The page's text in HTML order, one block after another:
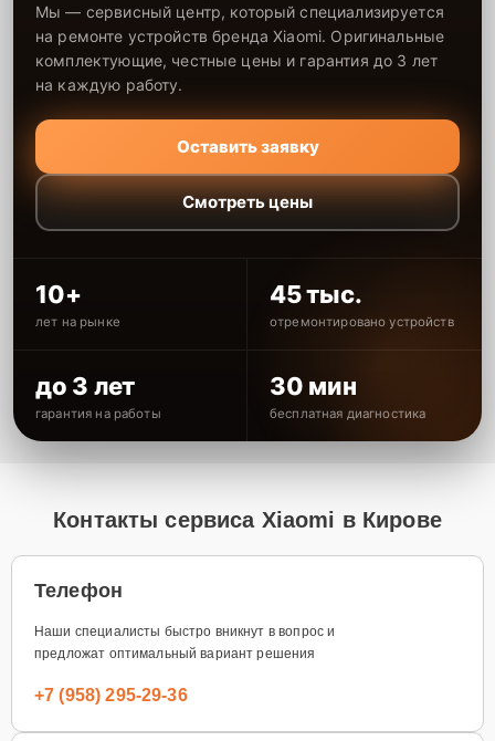
Мы — сервисный центр, который специализируется
на ремонте устройств бренда Xiaomi. Оригинальные
комплектующие, честные цены и гарантия до 3 лет
на каждую работу.
Оставить заявку
Смотреть цены
10+
лет на рынке
45 тыс.
отремонтировано устройств
до 3 лет
гарантия на работы
30 мин
бесплатная диагностика
Контакты сервиса Xiaomi в Кирове
Телефон
Наши специалисты быстро вникнут в вопрос и
предложат оптимальный вариант решения
+7 (958) 295-29-36